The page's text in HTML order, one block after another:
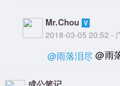
Mr.Chou
2018-03-05 20:52 -
@雨落泪尽 @雨